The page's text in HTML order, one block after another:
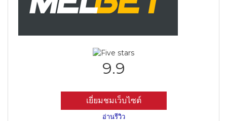
9.9
เยี่ยมชมเว็บไซต์
อ่านรีวิว